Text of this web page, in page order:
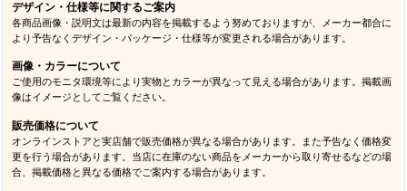
デザイン・仕様等に関するご案内
各商品画像・説明文は最新の内容を掲載するよう努めておりますが、メーカー都合に
より予告なくデザイン・パッケージ・仕様等が変更される場合があります。
画像・カラーについて
ご使用のモニタ環境等により実物とカラーが異なって見える場合があります。掲載画
像はイメージとしてご覧ください。
販売価格について
オンラインストアと実店舗で販売価格が異なる場合があります。また予告なく価格変
更を行う場合があります。当店に在庫のない商品をメーカーから取り寄せるなどの場
合、掲載価格と異なる価格でご案内する場合があります。